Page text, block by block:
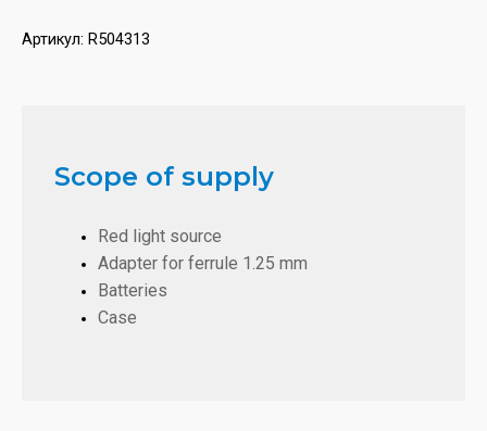
Артикул: R504313
Scope of supply
Red light source
Adapter for ferrule 1.25 mm
Batteries
Case